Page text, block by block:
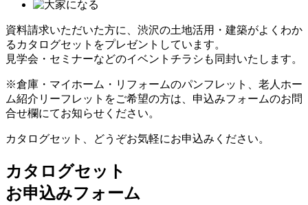
資料請求いただいた方に、渋沢の土地活用・建築がよくわか
るカタログセットをプレゼントしています。
見学会・セミナーなどのイベントチラシも同封いたします。
※倉庫・マイホーム・リフォームのパンフレット、老人ホー
ム紹介リーフレットをご希望の方は、申込みフォームのお問
合せ欄にてお知らせください。
カタログセット、どうぞお気軽にお申込みください。
カタログセット
お申込みフォーム